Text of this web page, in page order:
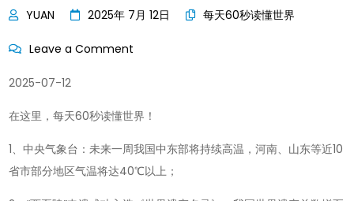
2025年 7月 12日 每天60秒读懂世界
Leave a Comment
60
读
懂
2025-07-12
在这里，每天60秒读懂世界！
1、中央气象台：未来一周我国中东部将持续高温，河南、山东等近10
省市部分地区气温将达40℃以上；